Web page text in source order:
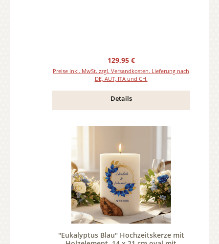
Regulärer Preis:
129,95 €
Preise inkl. MwSt. zzgl. Versandkosten. Lieferung nach
DE, AUT, ITA und CH.
Details
"Eukalyptus Blau" Hochzeitskerze mit